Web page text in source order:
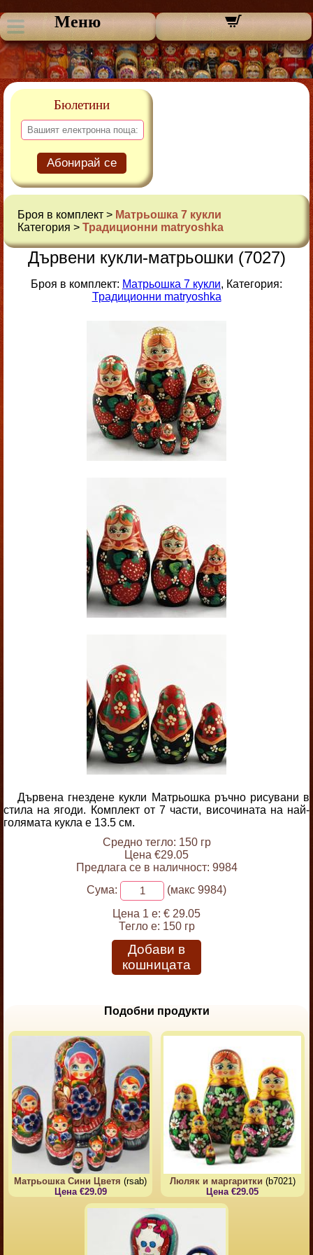
Меню
Бюлетини
Абонирай се
Броя в комплект > Матрьошка 7 кукли
Категория > Традиционни matryoshka
Дървени кукли-матрьошки (7027)
Броя в комплект: Матрьошка 7 кукли, Категория:
Традиционни matryoshka
Дървена гнездене кукли Матрьошка ръчно рисувани в
стила на ягоди. Комплект от 7 части, височината на най-
голямата кукла е 13.5 см.
Средно тегло: 150 гр
Цена €29.05
Предлага се в наличност: 9984
Сума:
(макс 9984)
Цена 1 е: € 29.05
Тегло е: 150 гр
Добави в
кошницата
Подобни продукти
Матрьошка Сини Цветя (rsab)
Цена €29.09
Люляк и маргаритки (b7021)
Цена €29.05